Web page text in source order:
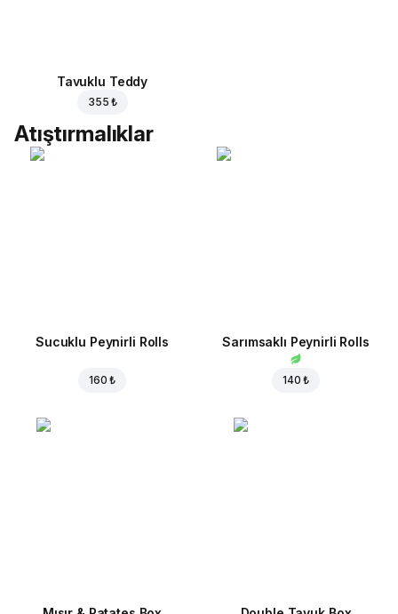
Tavuklu Teddy
355 ₺
Atıştırmalıklar
Sucuklu Peynirli Rolls
160 ₺
Sarımsaklı Peynirli Rolls
140 ₺